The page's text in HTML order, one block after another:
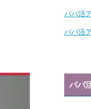
パパ活
パパ活
パパ